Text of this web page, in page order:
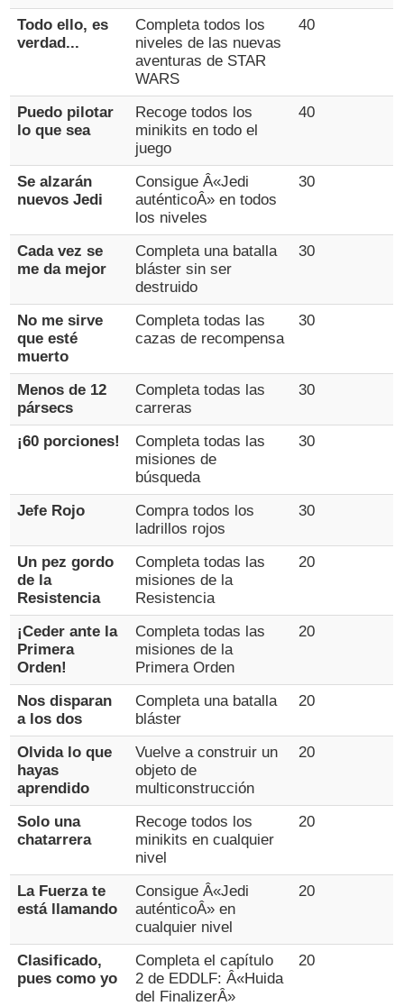
Todo ello, es
verdad...
Completa todos los
niveles de las nuevas
aventuras de STAR
WARS
40
Puedo pilotar
lo que sea
Recoge todos los
minikits en todo el
juego
40
Se alzarán
nuevos Jedi
Consigue Â«Jedi
auténticoÂ» en todos
los niveles
30
Cada vez se
me da mejor
Completa una batalla
bláster sin ser
destruido
30
No me sirve
que esté
muerto
Completa todas las
cazas de recompensa
30
Menos de 12
pársecs
Completa todas las
carreras
30
¡60 porciones!
Completa todas las
misiones de
búsqueda
30
Jefe Rojo
Compra todos los
ladrillos rojos
30
Un pez gordo
de la
Resistencia
Completa todas las
misiones de la
Resistencia
20
¡Ceder ante la
Primera
Orden!
Completa todas las
misiones de la
Primera Orden
20
Nos disparan
a los dos
Completa una batalla
bláster
20
Olvida lo que
hayas
aprendido
Vuelve a construir un
objeto de
multiconstrucción
20
Solo una
chatarrera
Recoge todos los
minikits en cualquier
nivel
20
La Fuerza te
está llamando
Consigue Â«Jedi
auténticoÂ» en
cualquier nivel
20
Clasificado,
pues como yo
Completa el capítulo
2 de EDDLF: Â«Huida
del FinalizerÂ»
20